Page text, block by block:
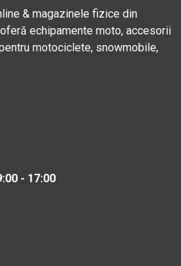
& magazinele fizice din
echipamente moto, accesorii
motociclete, snowmobile,
- 17:00